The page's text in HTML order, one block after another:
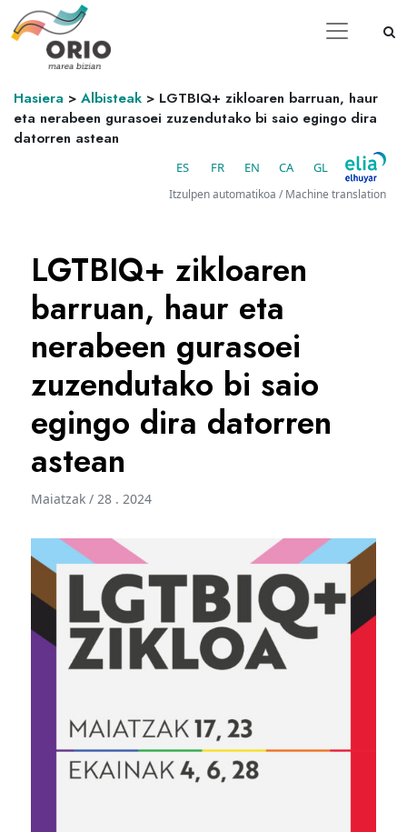
Hasiera > Albisteak > LGTBIQ+ zikloaren barruan, haur
eta nerabeen gurasoei zuzendutako bi saio egingo dira
datorren astean
ES FR EN CA GL
Itzulpen automatikoa / Machine translation
LGTBIQ+ zikloaren
barruan, haur eta
nerabeen gurasoei
zuzendutako bi saio
egingo dira datorren
astean
Maiatzak / 28 . 2024